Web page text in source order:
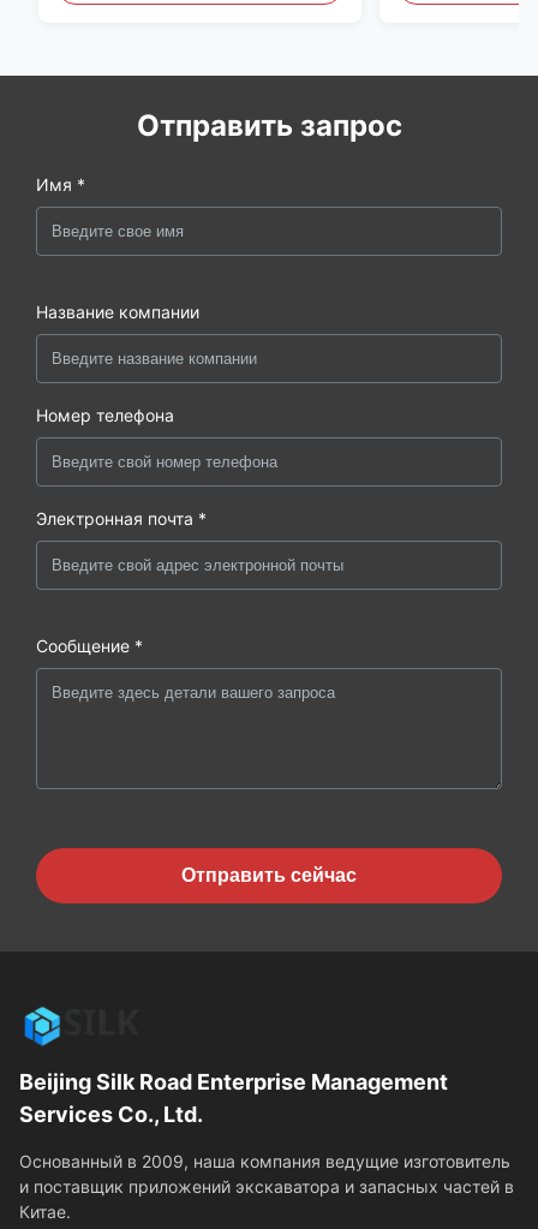
Отправить запрос
Имя *
Название компании
Номер телефона
Электронная почта *
Сообщение *
Отправить сейчас
Beijing Silk Road Enterprise Management
Services Co., Ltd.
Основанный в 2009, наша компания ведущие изготовитель
и поставщик приложений экскаватора и запасных частей в
Китае.